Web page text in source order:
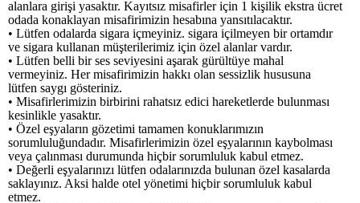
alanlara girişi yasaktır. Kayıtsız misafirler için 1 kişilik ekstra ücret
odada konaklayan misafirimizin hesabına yansıtılacaktır.
• Lütfen odalarda sigara içmeyiniz. sigara içilmeyen bir ortamdır
ve sigara kullanan müşterilerimiz için özel alanlar vardır.
• Lütfen belli bir ses seviyesini aşarak gürültüye mahal
vermeyiniz. Her misafirimizin hakkı olan sessizlik hususuna
lütfen saygı gösteriniz.
• Misafirlerimizin birbirini rahatsız edici hareketlerde bulunması
kesinlikle yasaktır.
• Özel eşyaların gözetimi tamamen konuklarımızın
sorumluluğundadır. Misafirlerimizin özel eşyalarının kaybolması
veya çalınması durumunda hiçbir sorumluluk kabul etmez.
• Değerli eşyalarınızı lütfen odalarınızda bulunan özel kasalarda
saklayınız. Aksi halde otel yönetimi hiçbir sorumluluk kabul
etmez.